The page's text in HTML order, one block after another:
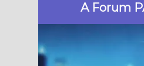
A Forum